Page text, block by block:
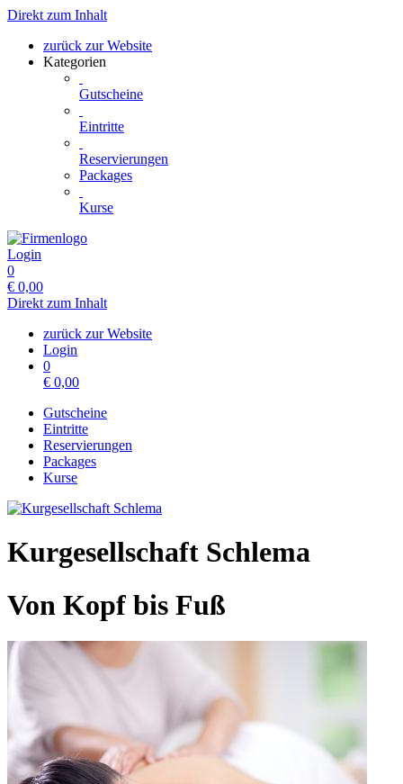
Direkt zum Inhalt
zurück zur Website
Kategorien
Gutscheine
Eintritte
Reservierungen
Packages
Kurse
Login
0
€ 0,00
Direkt zum Inhalt
zurück zur Website
Login
0
€ 0,00
Gutscheine
Eintritte
Reservierungen
Packages
Kurse
Kurgesellschaft Schlema
Von Kopf bis Fuß